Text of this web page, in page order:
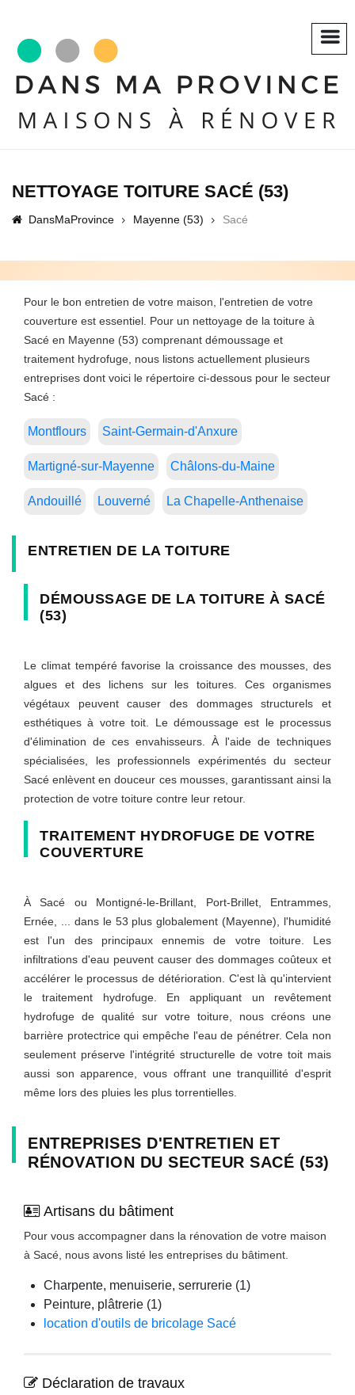
NETTOYAGE TOITURE SACÉ (53)
DansMaProvince Mayenne (53) Sacé
Pour le bon entretien de votre maison, l'entretien de votre
couverture est essentiel. Pour un nettoyage de la toiture à
Sacé en Mayenne (53) comprenant démoussage et
traitement hydrofuge, nous listons actuellement plusieurs
entreprises dont voici le répertoire ci-dessous pour le secteur
Sacé :
Montflours Saint-Germain-d'Anxure
Martigné-sur-Mayenne Châlons-du-Maine
Andouillé Louverné La Chapelle-Anthenaise
ENTRETIEN DE LA TOITURE
DÉMOUSSAGE DE LA TOITURE À SACÉ
(53)
Le climat tempéré favorise la croissance des mousses, des
algues et des lichens sur les toitures. Ces organismes
végétaux peuvent causer des dommages structurels et
esthétiques à votre toit. Le démoussage est le processus
d'élimination de ces envahisseurs. À l'aide de techniques
spécialisées, les professionnels expérimentés du secteur
Sacé enlèvent en douceur ces mousses, garantissant ainsi la
protection de votre toiture contre leur retour.
TRAITEMENT HYDROFUGE DE VOTRE
COUVERTURE
À Sacé ou Montigné-le-Brillant, Port-Brillet, Entrammes,
Ernée, ... dans le 53 plus globalement (Mayenne), l'humidité
est l'un des principaux ennemis de votre toiture. Les
infiltrations d'eau peuvent causer des dommages coûteux et
accélérer le processus de détérioration. C'est là qu'intervient
le traitement hydrofuge. En appliquant un revêtement
hydrofuge de qualité sur votre toiture, nous créons une
barrière protectrice qui empêche l'eau de pénétrer. Cela non
seulement préserve l'intégrité structurelle de votre toit mais
aussi son apparence, vous offrant une tranquillité d'esprit
même lors des pluies les plus torrentielles.
ENTREPRISES D'ENTRETIEN ET
RÉNOVATION DU SECTEUR SACÉ (53)
Artisans du bâtiment
Pour vous accompagner dans la rénovation de votre maison
à Sacé, nous avons listé les entreprises du bâtiment.
Charpente, menuiserie, serrurerie (1)
Peinture, plâtrerie (1)
location d'outils de bricolage Sacé
Déclaration de travaux